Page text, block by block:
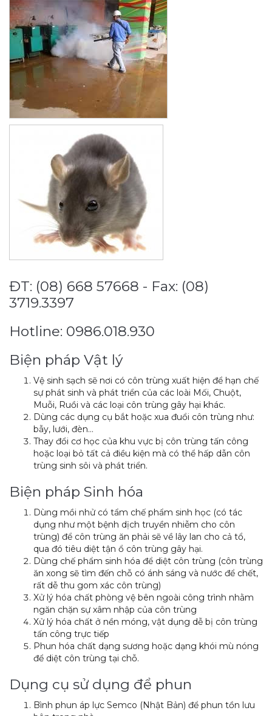
Xe đẩy làm vệ sinh Sài Gòn
ĐT: (08) 668 57668 - Fax: (08)
3719.3397
Hotline: 0986.018.930
Biện pháp Vật lý
Vệ sinh sạch sẽ nơi có côn trùng xuất hiện để hạn chế
sự phát sinh và phát triển của các loài Mối, Chuột,
Muỗi, Ruồi và các loại côn trùng gây hại khác.
Dùng các dụng cụ bắt hoặc xua đuổi côn trùng như:
bẫy, lưới, đèn…
Thay đổi cơ học của khu vực bị côn trùng tấn công
hoặc loại bỏ tất cả điều kiện mà có thể hấp dẫn côn
trùng sinh sôi và phát triển.
Biện pháp Sinh hóa
Dùng mồi nhử có tẩm chế phẩm sinh học (có tác
dụng như một bệnh dịch truyền nhiễm cho côn
trùng) để côn trùng ăn phải sẽ về lây lan cho cả tổ,
qua đó tiêu diệt tận ổ côn trùng gây hại.
Dùng chế phẩm sinh hóa để diệt côn trùng (côn trùng
ăn xong sẽ tìm đến chỗ có ánh sáng và nước để chết,
rất dễ thu gom xác côn trùng)
Xử lý hóa chất phòng vệ bên ngoài công trình nhằm
ngăn chặn sự xâm nhập của côn trùng
Xử lý hóa chất ở nền móng, vật dụng dễ bị côn trùng
tấn công trực tiếp
Phun hóa chất dạng sương hoặc dạng khói mù nóng
để diệt côn trùng tại chỗ.
Dụng cụ sử dụng để phun
Bình phun áp lực Semco (Nhật Bản) để phun tồn lưu